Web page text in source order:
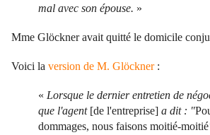
mal avec son épouse. »
Mme Glöckner avait quitté le domicile
Voici la version de M. Glöckner:
« Lorsque le dernier entretien de
que l'agent [de l'entreprise] a dit : "
dommages, nous faisons moitié-moitié